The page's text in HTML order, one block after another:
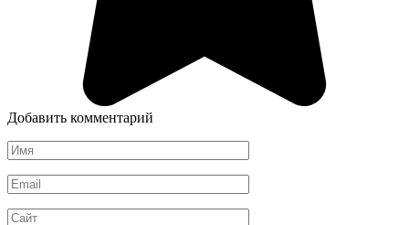
Добавить комментарий
Имя
*
Email
*
Сайт